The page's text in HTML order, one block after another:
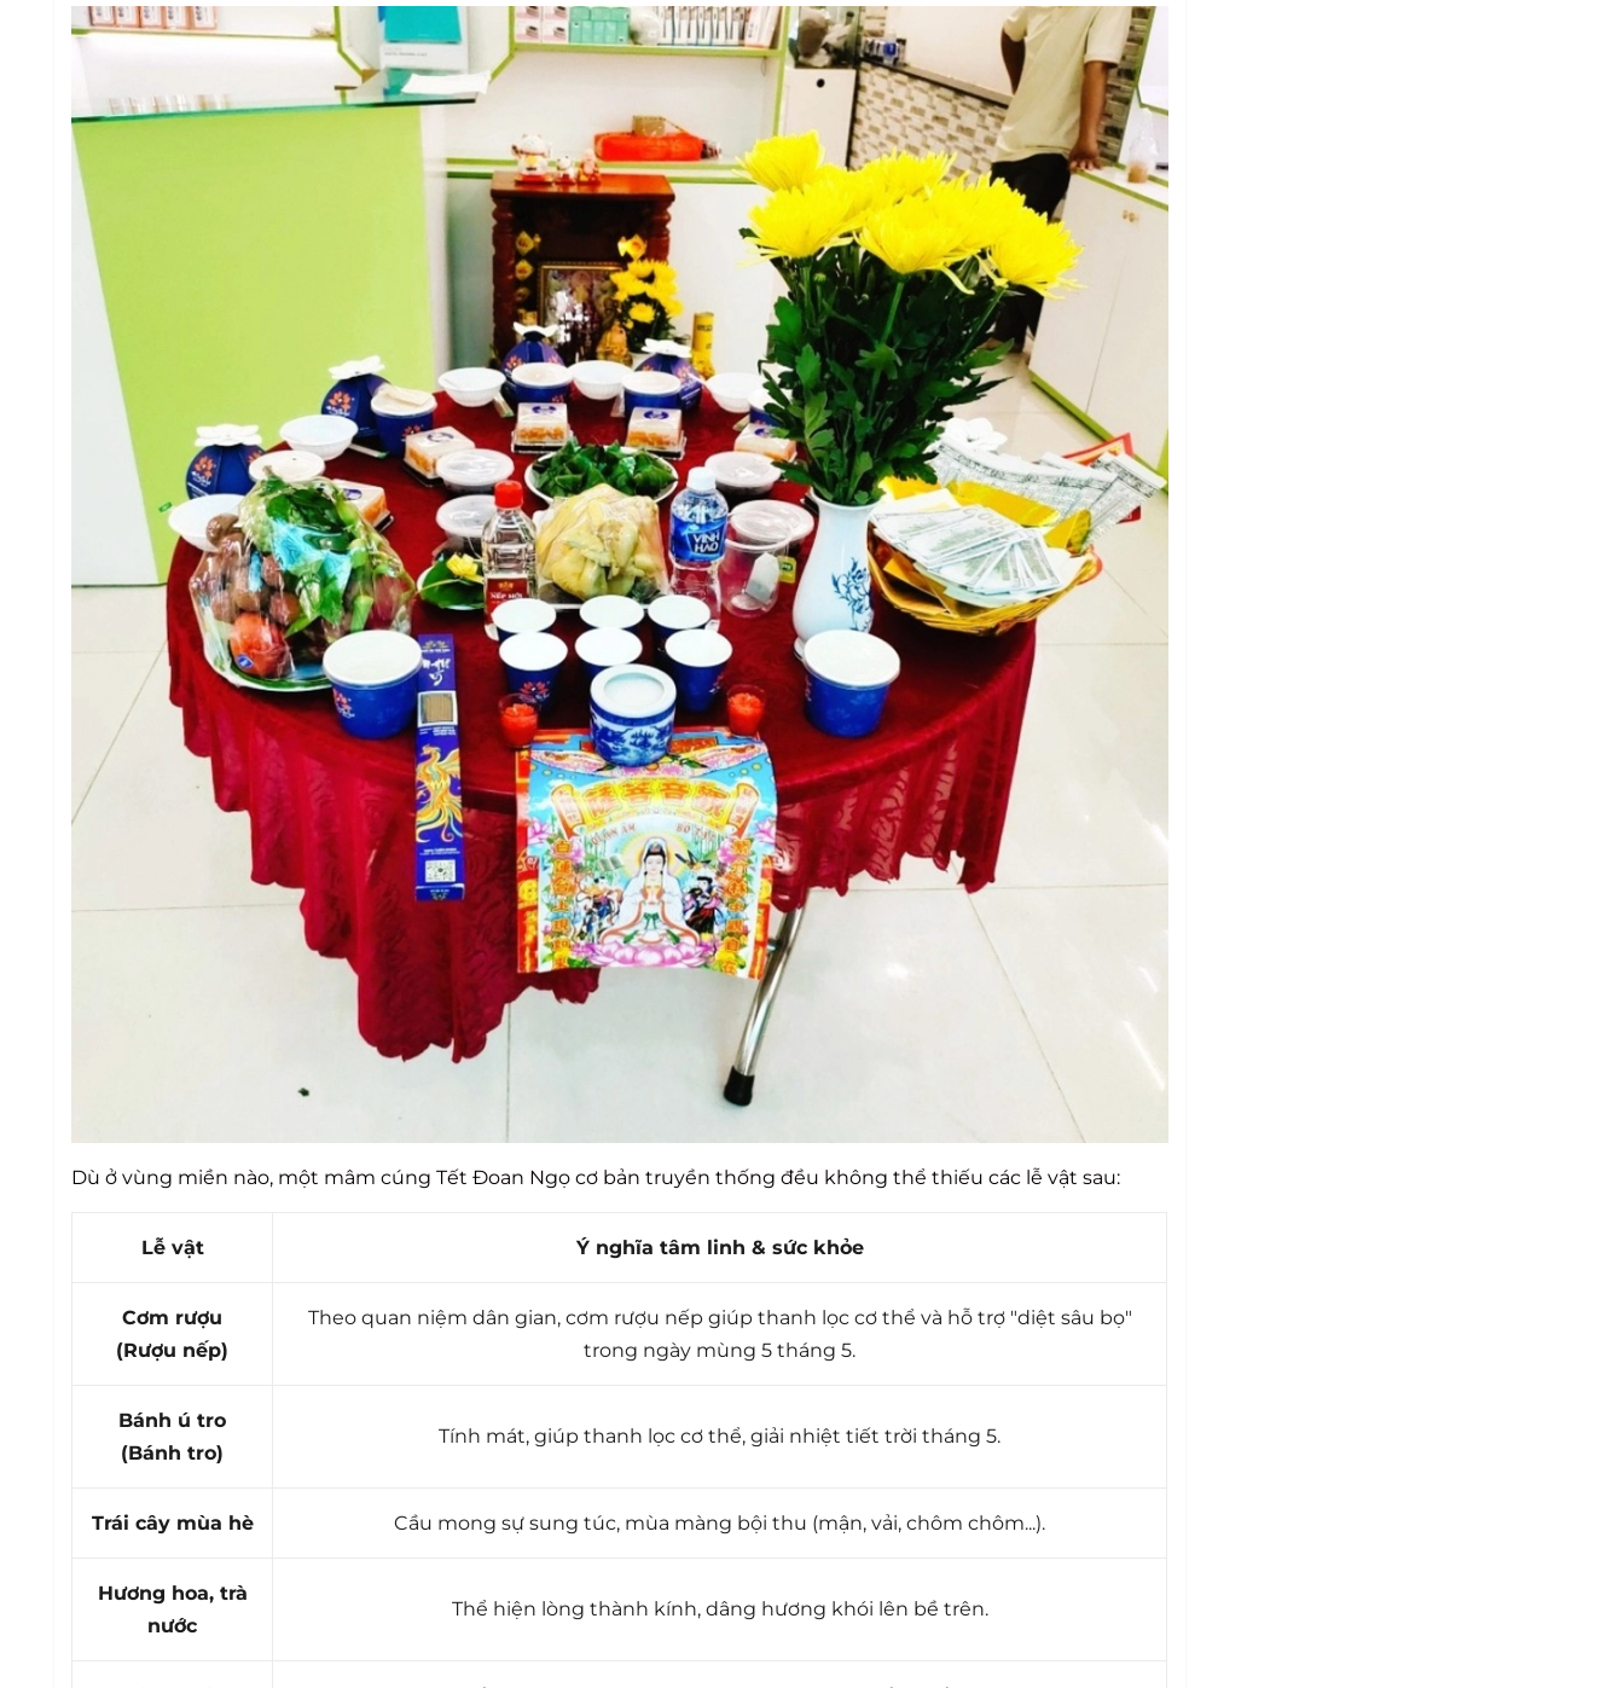
Dù ở vùng miền nào, một mâm cúng Tết Đoan Ngọ cơ bản truyền thống đều không thể thiếu các lễ vật sau:
Lễ vật Ý nghĩa tâm linh & sức khỏe
Cơm rượu
(Rượu nếp)
Theo quan niệm dân gian, cơm rượu nếp giúp thanh lọc cơ thể và hỗ trợ "diệt sâu bọ"
trong ngày mùng 5 tháng 5.
Bánh ú tro
(Bánh tro)
Tính mát, giúp thanh lọc cơ thể, giải nhiệt tiết trời tháng 5.
Trái cây mùa hè Cầu mong sự sung túc, mùa màng bội thu (mận, vải, chôm chôm...).
Hương hoa, trà
nước
Thể hiện lòng thành kính, dâng hương khói lên bề trên.